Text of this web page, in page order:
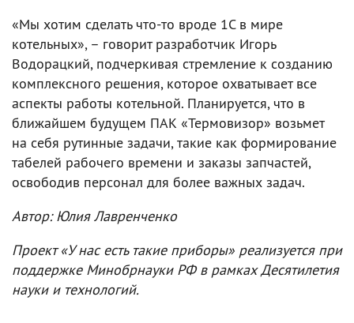
«Мы хотим сделать что-то вроде 1С в мире
котельных», – говорит разработчик Игорь
Водорацкий, подчеркивая стремление к созданию
комплексного решения, которое охватывает все
аспекты работы котельной. Планируется, что в
ближайшем будущем ПАК «Термовизор» возьмет
на себя рутинные задачи, такие как формирование
табелей рабочего времени и заказы запчастей,
освободив персонал для более важных задач.
Автор: Юлия Лавренченко
Проект «У нас есть такие приборы» реализуется при
поддержке Минобрнауки РФ в рамках Десятилетия
науки и технологий.